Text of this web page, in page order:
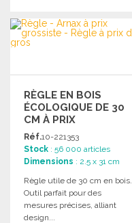
COMMANDER
Demander un devis
RÈGLE EN BOIS
ÉCOLOGIQUE DE 30
CM À PRIX
GROSSISTE
Réf.10-221353
Stock : 56 000 articles
Dimensions : 2.5 x 31 cm
Règle utile de 30 cm en bois.
Outil parfait pour des
mesures précises, alliant
design...